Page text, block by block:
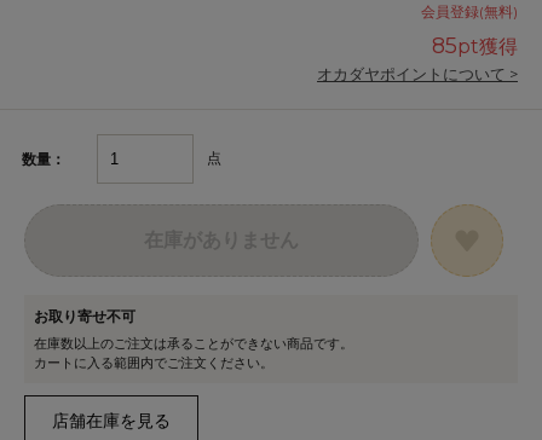
会員登録(無料)
85pt獲得
オカダヤポイントについて >
数量： 点
お取り寄せ不可
在庫数以上のご注文は承ることができない商品です。
カートに入る範囲内でご注文ください。